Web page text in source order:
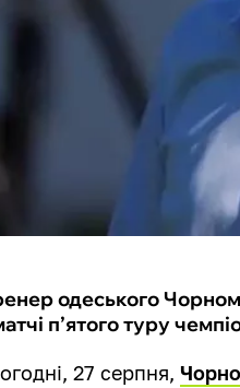
одеського
п’ятого туру
27 серпня,